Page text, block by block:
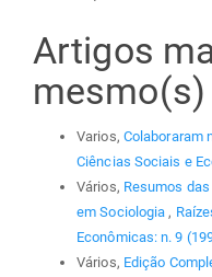
Artigos
Varios, Colaboraram
Ciências Sociais e
Vários, Resumos
em Sociologia,
Econômicas: n. 9
Vários, Edição